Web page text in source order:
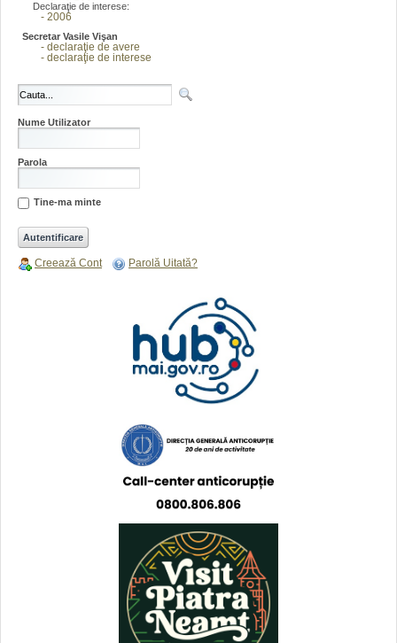
Declaraţie de interese:
- 2006
Secretar Vasile Vişan
- declaraţie de avere
- declaraţie de interese
Nume Utilizator
Parola
Tine-ma minte
Creează Cont Parolă Uitată?